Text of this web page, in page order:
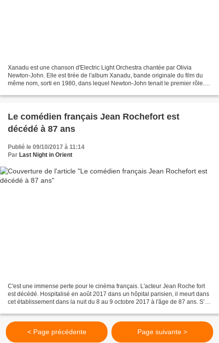
Xanadu est une chanson d'Electric Light Orchestra chantée par Olivia
Newton-John. Elle est tirée de l'album Xanadu, bande originale du film du
même nom, sorti en 1980, dans lequel Newton-John tenait le premier rôle.
Le comédien français Jean Rochefort est
décédé à 87 ans
Publié le 09/10/2017 à 11:14
Par Last Night in Orient
C'est une immense perte pour le cinéma français. L'acteur Jean Roche fort
est décédé. Hospitalisé en août 2017 dans un hôpital parisien, il meurt dans
cet établissement dans la nuit du 8 au 9 octobre 2017 à l'âge de 87 ans. S’il
< Page précédente Page suivante >